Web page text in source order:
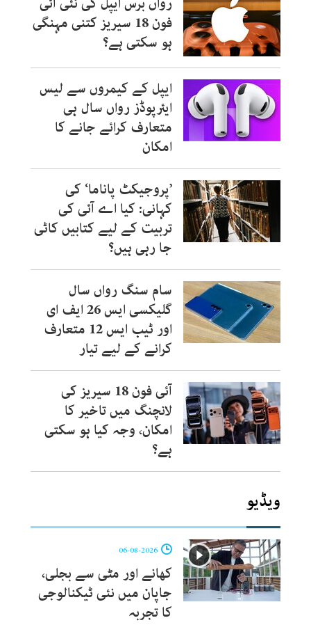
فون 18 سیریز کتنی مہنگی
ہو سکتی ہے؟
ایپل کے کیمروں سے لیس
ایئرپوڈز رواں سال ہی
متعارف کرائے جانے کا
امکان
’پروجیکٹ پاناما‘ کی
کہانی: کیا اے آئی کی
تربیت کے لیے کتابیں کاٹی
جا رہی ہیں؟
سام سنگ رواں سال
گلیکسی ایس 26 ایف ای
اور ٹیب ایس 12 متعارف
کرانے کے لیے تیار
آئی فون 18 سیریز کی
لانچنگ میں تاخیر کا
امکان، وجہ کیا ہو سکتی
ہے؟
ویڈیو
کھانے اور مٹی سے بجلی،
جاپان میں نئی ٹیکنالوجی
کا تجربہ